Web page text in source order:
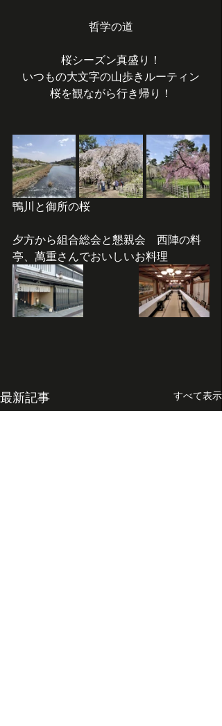
哲学の道
桜シーズン真盛り！
いつもの大文字の山歩きルーティン
桜を観ながら行き帰り！
鴨川と御所の桜
夕方から組合総会と懇親会　西陣の料
亭、萬重さんでおいしいお料理
最新記事 すべて表示